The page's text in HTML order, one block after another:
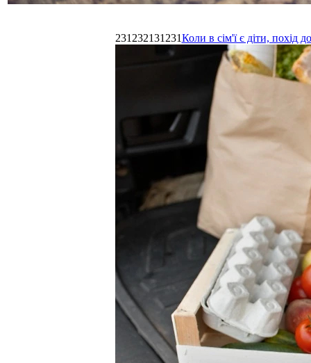
231232131231Коли в сім'ї є діти,